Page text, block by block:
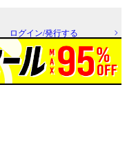
ログイン/発行する